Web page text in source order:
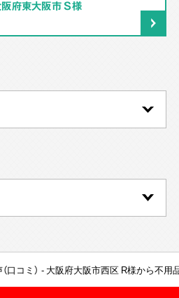
府東大阪市 S様
口コミ） 大阪府大阪市西区 R様から不用